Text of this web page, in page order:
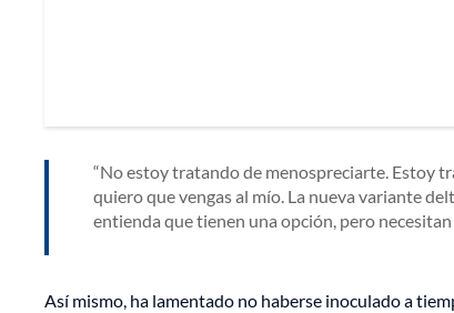
No estoy tratando de menospreciarte. Estoy
quiero que vengas al mío. La nueva variante
entienda que tienen una opción, pero
Así mismo, ha lamentado no haberse inoculado a